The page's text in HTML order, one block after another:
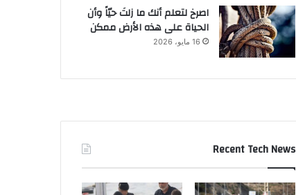
‫اصرخ لتعلم أنك ما زلتَ حيّاً وأن
الحياة على هذه الأرض ممكن
16 مايو، 2026
Recent Tech News